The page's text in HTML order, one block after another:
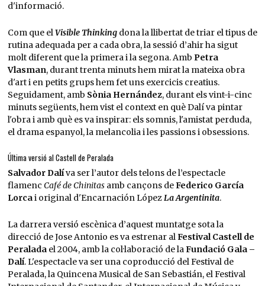
d'informació.
Com que elVisible Thinking dona la llibertat de triar el tipus de
rutina adequada per a cada obra, la sessió d’ahir ha sigut
molt diferent que la primera i la segona. Amb Petra
Vlasman, durant trenta minuts hem mirat la mateixa obra
d'art i en petits grups hem fet uns exercicis creatius.
Seguidament, amb Sònia Hernández, durant els vint-i-cinc
minuts següents, hem vist el context en què Dalí va pintar
l'obra i amb què es va inspirar: els somnis, l'amistat perduda,
el drama espanyol, la melancolia i les passions i obsessions.
Última versió al Castell de Peralada
Salvador Dalíva ser l’autor dels telons de l’espectacle
flamenc Café de Chinitas amb cançons deFederico García
Lorcai original d'Encarnación LópezLa Argentinita.
La darrera versió escènica d’aquest muntatge sota la
direcció de Jose Antonio es va estrenar alFestival Castell de
Peralada el 2004, amb la col·laboració de laFundació Gala –
Dalí. L'espectacle va ser una coproducció del Festival de
Peralada, la Quincena Musical de San Sebastián, el Festival